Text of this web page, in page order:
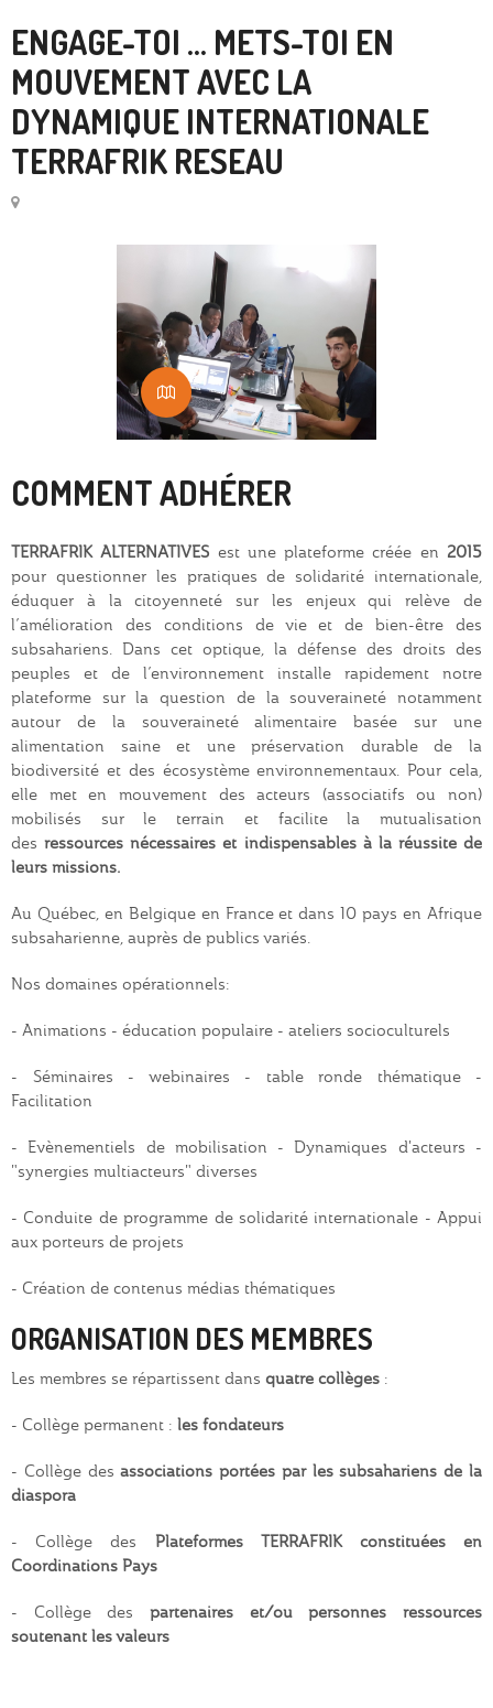
ENGAGE-TOI ... METS-TOI EN
MOUVEMENT AVEC LA
DYNAMIQUE INTERNATIONALE
TERRAFRIK RESEAU
COMMENT ADHÉRER
TERRAFRIK ALTERNATIVES est une plateforme créée en 2015
pour questionner les pratiques de solidarité internationale,
éduquer à la citoyenneté sur les enjeux qui relève de
l’amélioration des conditions de vie et de bien-être des
subsahariens. Dans cet optique, la défense des droits des
peuples et de l’environnement installe rapidement notre
plateforme sur la question de la souveraineté notamment
autour de la souveraineté alimentaire basée sur une
alimentation saine et une préservation durable de la
biodiversité et des écosystème environnementaux. Pour cela,
elle met en mouvement des acteurs (associatifs ou non)
mobilisés sur le terrain et facilite la mutualisation
desressources nécessaires et indispensablesà la réussite de
leurs missions.
Au Québec, en Belgique en France et dans 10 pays en Afrique
subsaharienne, auprès de publics variés.
Nos domaines opérationnels:
- Animations - éducation populaire - ateliers socioculturels
- Séminaires - webinaires - table ronde thématique -
Facilitation
- Evènementiels de mobilisation - Dynamiques d'acteurs -
"synergies multiacteurs" diverses
- Conduite de programme de solidarité internationale - Appui
aux porteurs de projets
- Création de contenus médias thématiques
ORGANISATION DES MEMBRES
Les membres se répartissent dans quatre collèges :
- Collège permanent : les fondateurs
- Collège des associations portées par les subsahariens de la
diaspora
- Collège des Plateformes TERRAFRIK constituées en
Coordinations Pays
- Collège des partenaires et/ou personnes ressources
soutenant les valeurs